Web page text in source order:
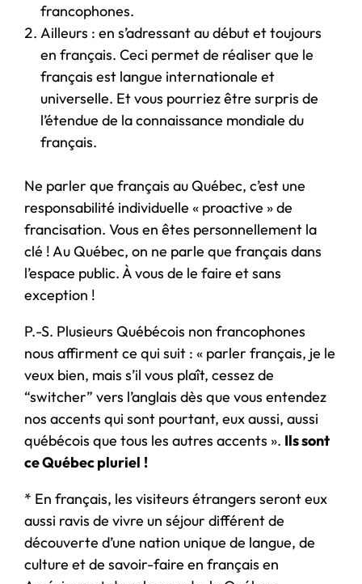
francophones.
Ailleurs : en s’adressant au début et toujours
en français. Ceci permet de réaliser que le
français est langue internationale et
universelle. Et vous pourriez être surpris de
l’étendue de la connaissance mondiale du
français.
Ne parler que français au Québec, c’est une
responsabilité individuelle « proactive » de
francisation. Vous en êtes personnellement la
clé ! Au Québec, on ne parle que français dans
l’espace public. À vous de le faire et sans
exception !
P.-S. Plusieurs Québécois non francophones
nous affirment ce qui suit : « parler français, je le
veux bien, mais s’il vous plaît, cessez de
“switcher” vers l’anglais dès que vous entendez
nos accents qui sont pourtant, eux aussi, aussi
québécois que tous les autres accents ». Ils sont
ce Québec pluriel !
* En français, les visiteurs étrangers seront eux
aussi ravis de vivre un séjour différent de
découverte d’une nation unique de langue, de
culture et de savoir-faire en français en